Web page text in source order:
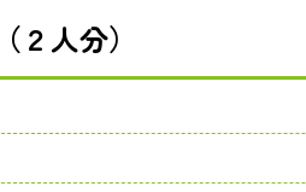
２人分）